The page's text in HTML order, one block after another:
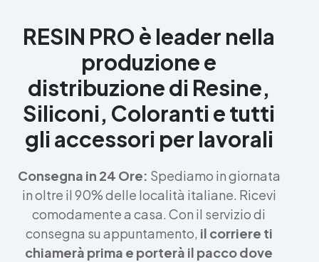
RESIN PRO è leader nella
produzione e
distribuzione di Resine,
Siliconi, Coloranti e tutti
gli accessori per lavorali
Consegna in 24 Ore: Spediamo in giornata
in oltre il 90% delle località italiane. Ricevi
comodamente a casa. Con il servizio di
consegna su appuntamento, il corriere ti
chiamerà prima e porterà il pacco dove